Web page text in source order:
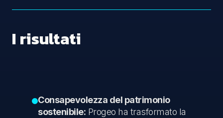
I risultati
Consapevolezza del patrimonio
sostenibile: Progeo ha trasformato la